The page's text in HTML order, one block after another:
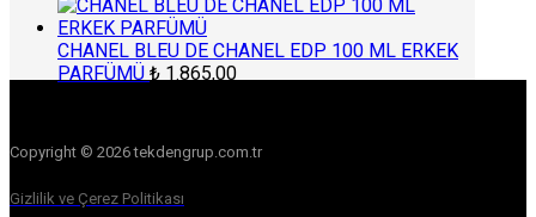
CHANEL BLEU DE CHANEL EDP 100 ML ERKEK
PARFÜMÜ ₺ 1.865,00
Copyright © 2026 tekdengrup.com.tr
Gizlilik ve Çerez Politikası